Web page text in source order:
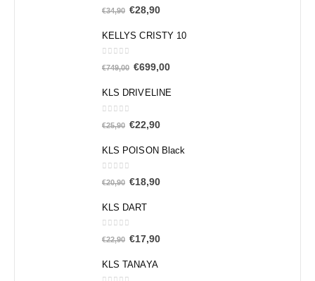
out of 5
€34,90 €28,90
KELLYS CRISTY 10
out of 5
€749,00 €699,00
KLS DRIVELINE
out of 5
€25,90 €22,90
KLS POISON Black
out of 5
€20,90 €18,90
KLS DART
out of 5
€22,90 €17,90
KLS TANAYA